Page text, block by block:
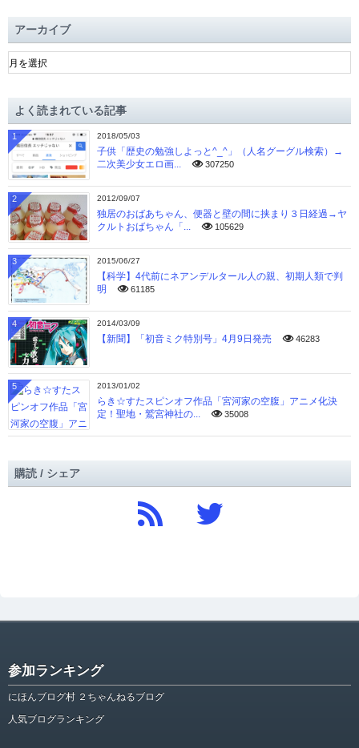
アーカイブ
ア
ー
ブよく読まれている記事
2018/05/03
子供「歴史の勉強しよっと^_^」（人名グーグル検索）→
二次美少女エロ画...
307250
1
2012/09/07
独居のおばあちゃん、便器と壁の間に挟まり３日経過→ヤ
クルトおばちゃん「...
105629
2
2015/06/27
【科学】4代前にネアンデルタール人の親、初期人類で判
明
61185
3
2014/03/09
【新聞】「初音ミク特別号」4月9日発売 46283
4
2013/01/02
らき☆すたスピンオフ作品「宮河家の空腹」アニメ化決
定！聖地・鷲宮神社の...
35008
5
購読 / シェア
参加ランキング
にほんブログ村 ２ちゃんねるブログ
人気ブログランキング